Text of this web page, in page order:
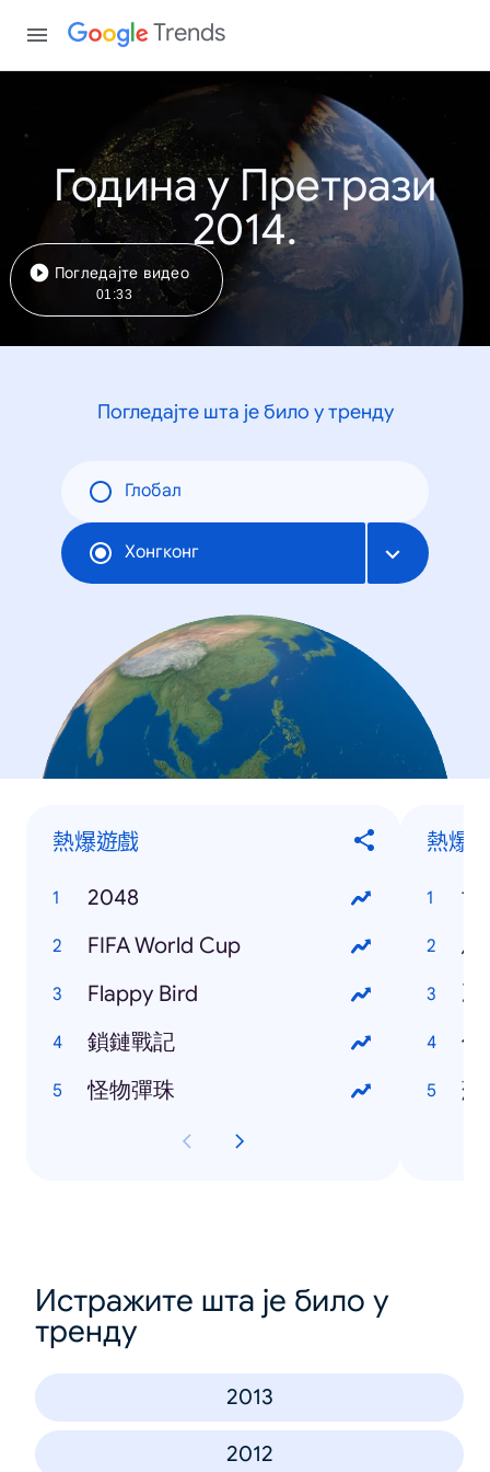
Trends
Година у Претрази
2014.
Погледајте видео
01:33
Погледајте шта је било у тренду
Глобал
Хонгконг
熱爆遊戲
2048
FIFA World Cup
Flappy Bird
鎖鏈戰記
怪物彈珠
熱爆
世
馬
冰
伊
蘇
Истражите шта је било у
тренду
2013
2012